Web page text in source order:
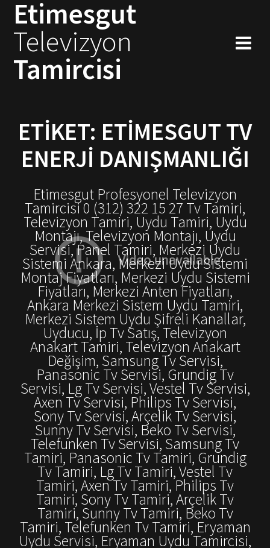
Skip
to
Etimesgut
Televizyon
Tamircisi
ETIKET: ETIMESGUT TV
ENERJI DANIŞMANLIĞI
Etimesgut Profesyonel Televizyon
Tamircisi 0 (312) 322 15 27 Tv Tamiri,
Televizyon Tamiri, Uydu Tamiri, Uydu
Montajı, Televizyon Montajı, Uydu
Servisi, Panel Tamiri, Merkezi Uydu
Sistemi Ankara, Merkezi Uydu Sistemi
Montaj Fiyatları, Merkezi Uydu Sistemi
Fiyatları, Merkezi Anten Fiyatları,
Ankara Merkezi Sistem Uydu Tamiri,
Merkezi Sistem Uydu Şifreli Kanallar,
Uyducu, İp Tv Satış, Televizyon
Anakart Tamiri, Televizyon Anakart
Değişim, Samsung Tv Servisi,
Panasonic Tv Servisi, Grundig Tv
Servisi, Lg Tv Servisi, Vestel Tv Servisi,
Axen Tv Servisi, Philips Tv Servisi,
Sony Tv Servisi, Arçelik Tv Servisi,
Sunny Tv Servisi, Beko Tv Servisi,
Telefunken Tv Servisi, Samsung Tv
Tamiri, Panasonic Tv Tamiri, Grundig
Tv Tamiri, Lg Tv Tamiri, Vestel Tv
Tamiri, Axen Tv Tamiri, Philips Tv
Tamiri, Sony Tv Tamiri, Arçelik Tv
Tamiri, Sunny Tv Tamiri, Beko Tv
Tamiri, Telefunken Tv Tamiri, Eryaman
Uydu Servisi, Eryaman Uydu Tamircisi,